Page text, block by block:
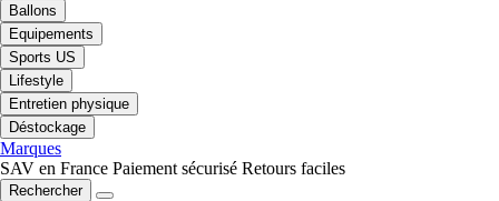
Ballons
Equipements
Sports US
Lifestyle
Entretien physique
Déstockage
Marques
SAV en France Paiement sécurisé Retours faciles
Rechercher